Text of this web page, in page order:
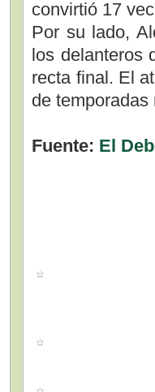
convirtió 17
Por su lado,
los delanteros
recta final. El
de temporadas
Fuente: El